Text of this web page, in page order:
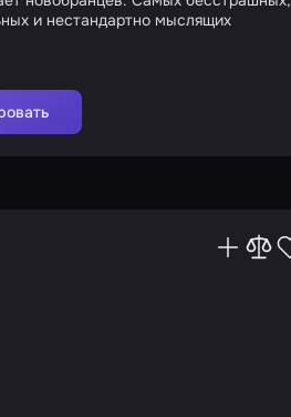
и нестандартно мыслящих